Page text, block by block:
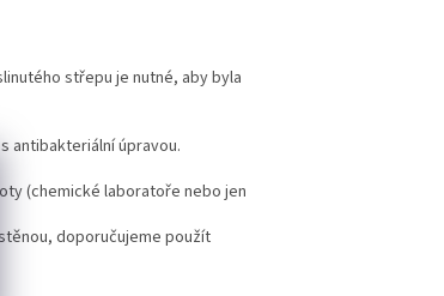
střepu je nutné, aby byla
antibakteriální úpravou.
(chemické laboratoře nebo jen
doporučujeme použít